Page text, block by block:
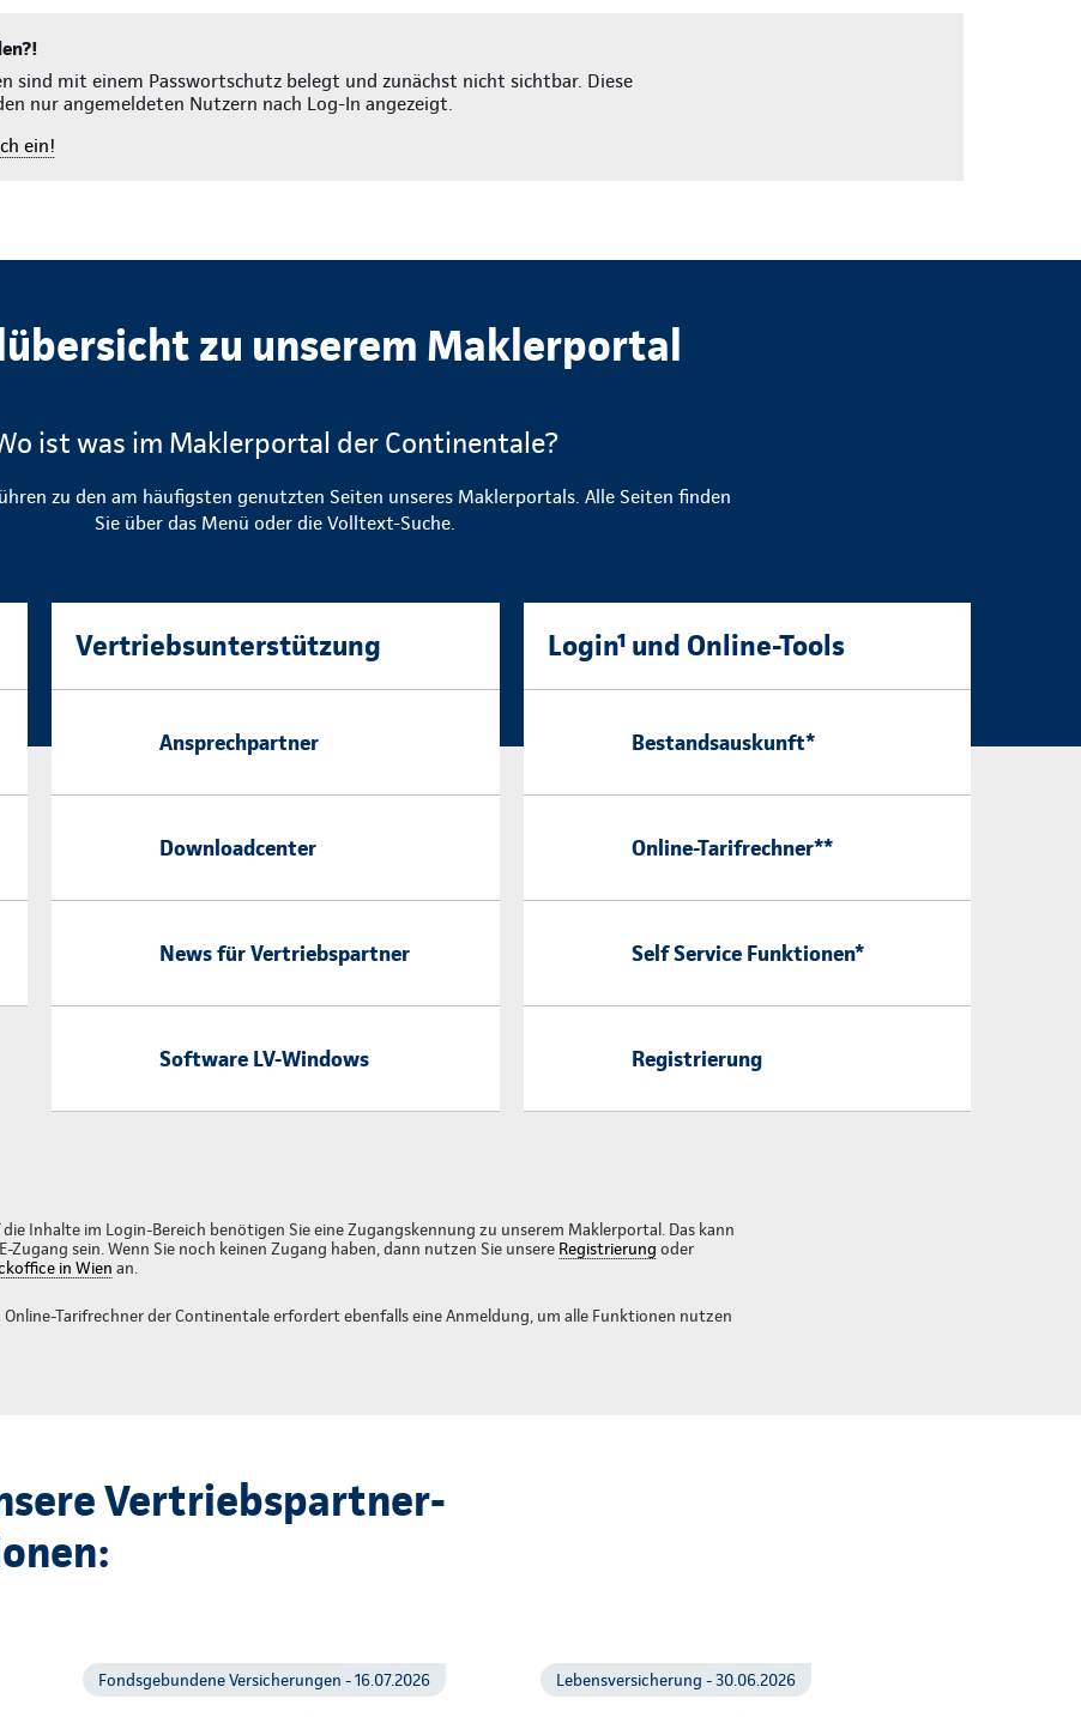
sind mit einem Passwortschutz belegt und zunächst nicht sichtbar. Diese
nur angemeldeten Nutzern nach Log-In angezeigt.
ein!
zu unserem Maklerportal
ist was im Maklerportal der Continentale?
zu den am häufigsten genutzten Seiten unseres Maklerportals. Alle Seiten finden
Sie über das Menü oder die Volltext-Suche.
Vertriebsunterstützung
Ansprechpartner
Downloadcenter
News für Vertriebspartner
Software LV-Windows
Login¹ und Online-Tools
Bestandsauskunft*
Online-Tarifrechner**
Self Service Funktionen*
Registrierung
Inhalte im Login-Bereich benötigen Sie eine Zugangskennung zu unserem Maklerportal. Das kann
Zugang sein. Wenn Sie noch keinen Zugang haben, dann nutzen Sie unsere Registrierung oder
in Wien an.
Online-Tarifrechner der Continentale erfordert ebenfalls eine Anmeldung, um alle Funktionen nutzen
Vertriebspartner-
Fondsgebundene Versicherungen - 16.07.2026 Lebensversicherung - 30.06.2026